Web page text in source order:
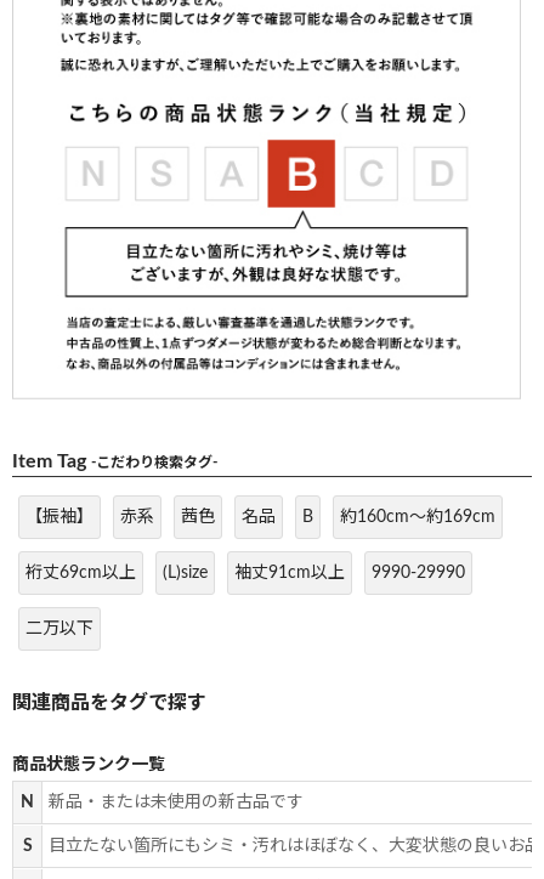
Item Tag -こだわり検索タグ-
【振袖】 赤系 茜色 名品 B 約160cm～約169cm
裄丈69cm以上 (L)size 袖丈91cm以上 9990-29990
二万以下
商品状態ランク一覧
N 新品・または未使用の新古品です
S 目立たない箇所にもシミ・汚れはほぼなく、大変状態の良いお